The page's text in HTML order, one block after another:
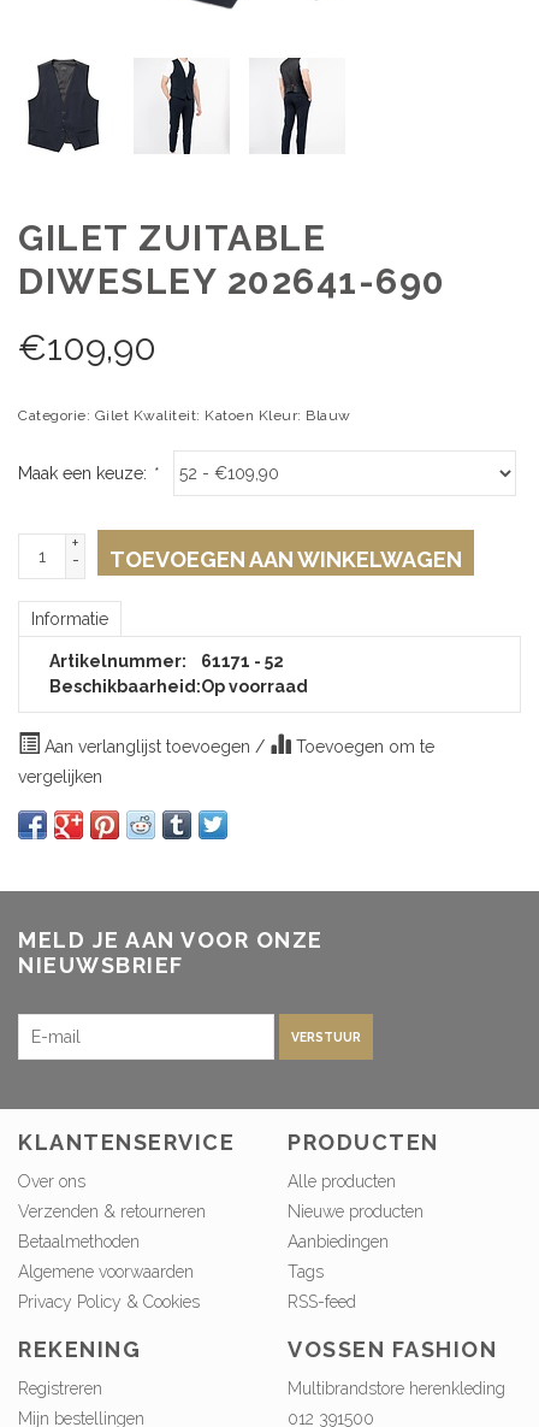
GILET ZUITABLE
DIWESLEY 202641-690
€109,90
Categorie: Gilet Kwaliteit: Katoen Kleur: Blauw
Maak een keuze: *
+
-
TOEVOEGEN AAN WINKELWAGEN
Informatie
Artikelnummer:
61171 - 52
Beschikbaarheid:Op voorraad
Aan verlanglijst toevoegen /
Toevoegen om te
vergelijken
MELD JE AAN VOOR ONZE
NIEUWSBRIEF
VERSTUUR
KLANTENSERVICE
Over ons
Verzenden & retourneren
Betaalmethoden
Algemene voorwaarden
Privacy Policy & Cookies
PRODUCTEN
Alle producten
Nieuwe producten
Aanbiedingen
Tags
RSS-feed
REKENING
Registreren
Mijn bestellingen
VOSSEN FASHION
Multibrandstore herenkleding
012 391500